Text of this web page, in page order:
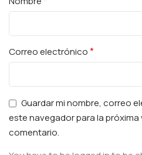
Correo electrónico*
Guardar mi nombre, correo
este navegador para la próxima
comentario.